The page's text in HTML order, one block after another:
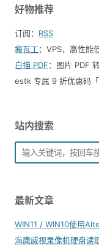
好物推荐
订阅： RSS
搬瓦工：VPS，高性能
白描 PDF：图片 PDF
estk 专属 9 折优惠码「
站内搜索
最新文章
WIN11 / WIN10使用
海康威视录像机硬盘读